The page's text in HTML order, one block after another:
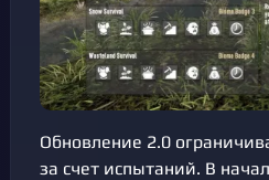
Обновление 2.0
за счет испытаний. В